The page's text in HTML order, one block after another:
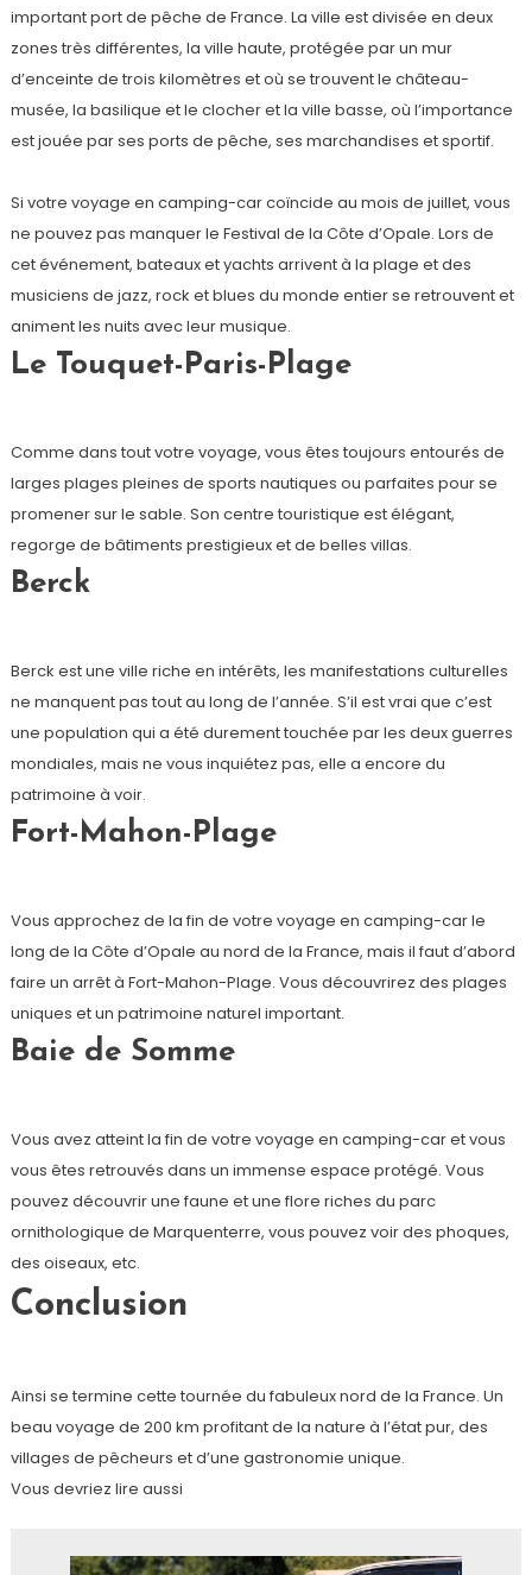
important port de pêche de France. La ville est divisée en deux
zones très différentes, la ville haute, protégée par un mur
d’enceinte de trois kilomètres et où se trouvent le château-
musée, la basilique et le clocher et la ville basse, où l’importance
est jouée par ses ports de pêche, ses marchandises et sportif.
Si votre voyage en camping-car coïncide au mois de juillet, vous
ne pouvez pas manquer le Festival de la Côte d’Opale. Lors de
cet événement, bateaux et yachts arrivent à la plage et des
musiciens de jazz, rock et blues du monde entier se retrouvent et
animent les nuits avec leur musique.
Le Touquet-Paris-Plage
Comme dans tout votre voyage, vous êtes toujours entourés de
larges plages pleines de sports nautiques ou parfaites pour se
promener sur le sable. Son centre touristique est élégant,
regorge de bâtiments prestigieux et de belles villas.
Berck
Berck est une ville riche en intérêts, les manifestations culturelles
ne manquent pas tout au long de l’année. S’il est vrai que c’est
une population qui a été durement touchée par les deux guerres
mondiales, mais ne vous inquiétez pas, elle a encore du
patrimoine à voir.
Fort-Mahon-Plage
Vous approchez de la fin de votre voyage en camping-car le
long de la Côte d’Opale au nord de la France, mais il faut d’abord
faire un arrêt à Fort-Mahon-Plage. Vous découvrirez des plages
uniques et un patrimoine naturel important.
Baie de Somme
Vous avez atteint la fin de votre voyage en camping-car et vous
vous êtes retrouvés dans un immense espace protégé. Vous
pouvez découvrir une faune et une flore riches du parc
ornithologique de Marquenterre, vous pouvez voir des phoques,
des oiseaux, etc.
Conclusion
Ainsi se termine cette tournée du fabuleux nord de la France. Un
beau voyage de 200 km profitant de la nature à l’état pur, des
villages de pêcheurs et d’une gastronomie unique.
Vous devriez lire aussi